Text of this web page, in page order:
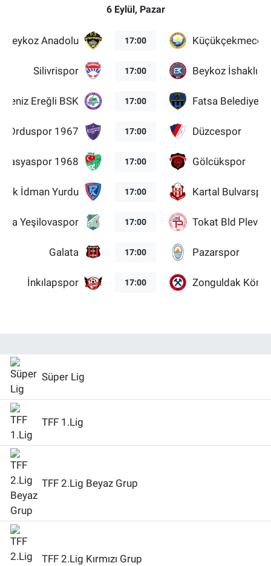
6 Eylül, Pazar
Beykoz Anadolu 17:00 Küçükçekmece
Silivrispor 17:00 Beykoz
Ereğli BSK 17:00 Fatsa
Orduspor 1967 17:00 Düzcespor
1968 17:00 Gölcükspor
İdman Yurdu 17:00 Kartal Bulvarspor
Yeşilovaspor 17:00 Tokat Bld
Galata 17:00 Pazarspor
İnkılapspor 17:00 Zonguldak
Süper Lig
TFF 1.Lig
TFF 2.Lig Beyaz Grup
TFF 2.Lig Kırmızı Grup